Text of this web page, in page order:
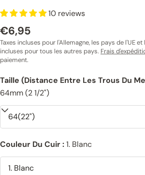
10 reviews
Prix
normal
€6,95
Taxes incluses pour l'Allemagne, les pays de l'UE
incluses pour tous les autres pays. Frais
paiement.
Taille (distance Entre Les Trous Du
64mm (2 1/2")
Couleur Du Cuir :1. Blanc